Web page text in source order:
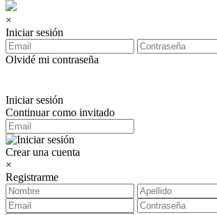
×
Iniciar sesión
Olvidé mi contraseña
Iniciar sesión
Continuar como invitado
Crear una cuenta
×
Registrarme